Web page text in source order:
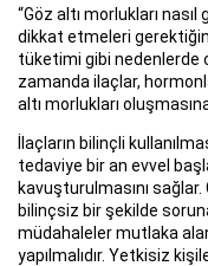
“Göz altı morlukları
dikkat etmeleri
tüketimi gibi nedenlerde
zamanda ilaçlar,
altı morlukları
İlaçların bilinçli
tedaviye bir an evvel
kavuşturulmasını
bilinçsiz bir şekilde
müdahaleler mutlaka
yapılmalıdır. Yetkisiz